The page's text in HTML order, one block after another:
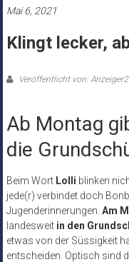
Mai 6, 2021
Klingt lecker,
Veröffentlicht von:
Ab Montag
die
Beim Wort Lolli blinken
jede(r) verbindet doch
Jugenderinnerungen. Am
landesweit in den
etwas von der Süssigkeit
entscheiden. Optisch sind